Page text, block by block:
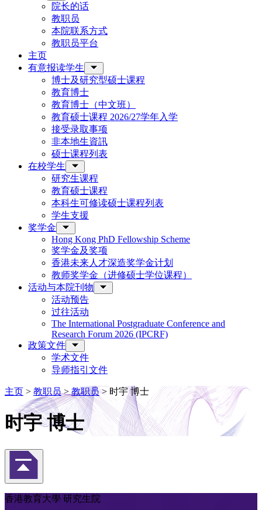
院长的话
教职员
本院联系方式
教职员平台
主页
有意报读学生
博士及研究型硕士课程
教育博士
教育博士（中文班）
教育硕士课程 2026/27学年入学
接受录取事项
非本地生資訊
硕士课程列表
在校学生
研究生课程
教育硕士课程
本科生可修读硕士课程列表
学生支援
奖学金
Hong Kong PhD Fellowship Scheme
奖学金及奖项
香港未来人才深造奖学金计划
教师奖学金（进修硕士学位课程）
活动与本院刊物
活动预告
过往活动
The International Postgraduate Conference and
Research Forum 2026 (IPCRF)
政策文件
学术文件
导师指引文件
主页 > 教职员> 教职员> 时宇 博士
时宇 博士
返回頁首
香港教育大學 研究生院